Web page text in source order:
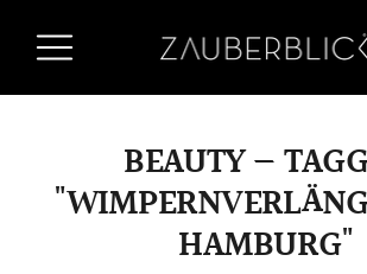
BEAUTY —
HAMBURG"